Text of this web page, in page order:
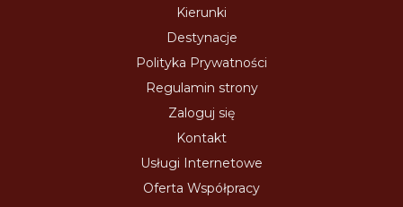
Kierunki
Destynacje
Polityka Prywatności
Regulamin strony
Zaloguj się
Kontakt
Usługi Internetowe
Oferta Współpracy